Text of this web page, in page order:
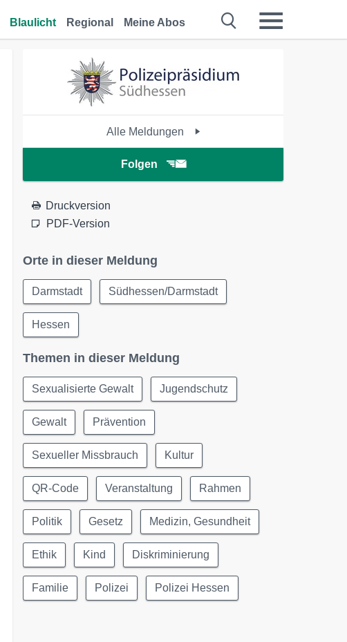
Blaulicht Regional Meine Abos
Alle Meldungen
Folgen
Druckversion
PDF-Version
Orte in dieser Meldung
Darmstadt Südhessen/Darmstadt
Hessen
Themen in dieser Meldung
Sexualisierte Gewalt Jugendschutz
Gewalt Prävention
Sexueller Missbrauch Kultur
QR-Code Veranstaltung Rahmen
Politik Gesetz Medizin, Gesundheit
Ethik Kind Diskriminierung
Familie Polizei Polizei Hessen